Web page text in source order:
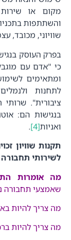
מקום או
והשתתפות
שוויוני, מכובד,
בפרק העוסק
כי "אדם עם
ומתאימים
לתחנות
ציבורית".
בנגישות הם:
ואניות[4]
.
תקנות שוויון
לשירותי תחבורה
מה אומרות
שאמצעי תחבורה
מה צריך להיות
מה צריך להיות